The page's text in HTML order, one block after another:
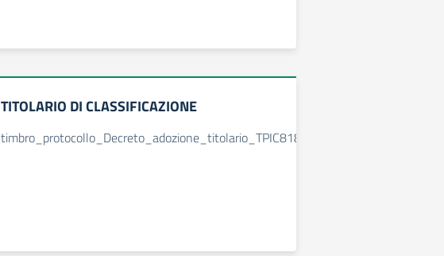
TITOLARIO DI CLASSIFICAZIONE
timbro_protocollo_Decreto_adozione_titolario_TPIC81800E.pdf.pades_